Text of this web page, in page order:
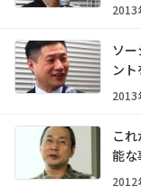
2013
ソ
ン
2013
こ
能な
2012